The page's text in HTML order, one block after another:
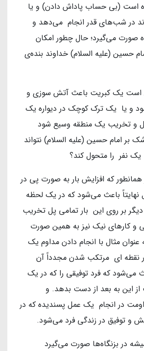
است (بی حساب پاداش دادن) و یا
در شب‌های قدر انجام می‌دهد و
صورت می‌گیرد؛ حال چطور امکان
حسین (علیه السلام) خداوند بنده‌ی
است یک کبریت باعث آتش سوزی و
و یا یک ترک کوچک در دیواره یک
و تخریب یک منطقه وسیع شود
بر امام حسین (علیه السلام) نتواند
نفر را متحول کند؟
همانطور که افزایش بار به صورت پی در
باعث می‌شود که در یک لحظه
بر روی این بار تمامی پل تخریب
و کارهای نیک نیز به همین صورت
مثال با انجام دادن مداوم یک
نقطه ای مرتکب شدن مجدداً آن
می‌شود که فرد توفیقی را که در یک
از این به بعد از دست بدهد. و
در انجام یک عمل پسندیده که در
و توفیق در زندگی فرد می‌شود.
در بزنگاه‌ها صورت می‌گیرد